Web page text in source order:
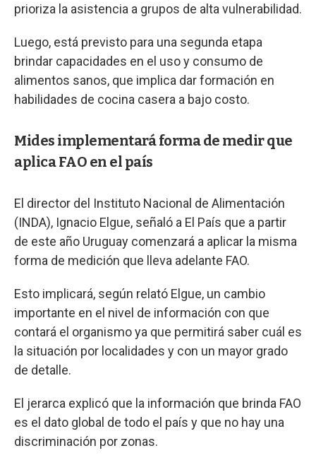
prioriza la asistencia a grupos de alta vulnerabilidad.
Luego, está previsto para una segunda etapa
brindar capacidades en el uso y consumo de
alimentos sanos, que implica dar formación en
habilidades de cocina casera a bajo costo.
Mides implementará forma de medir que
aplica FAO en el país
El director del Instituto Nacional de Alimentación
(INDA), Ignacio Elgue, señaló a El País que a partir
de este año Uruguay comenzará a aplicar la misma
forma de medición que lleva adelante FAO.
Esto implicará, según relató Elgue, un cambio
importante en el nivel de información con que
contará el organismo ya que permitirá saber cuál es
la situación por localidades y con un mayor grado
de detalle.
El jerarca explicó que la información que brinda FAO
es el dato global de todo el país y que no hay una
discriminación por zonas.